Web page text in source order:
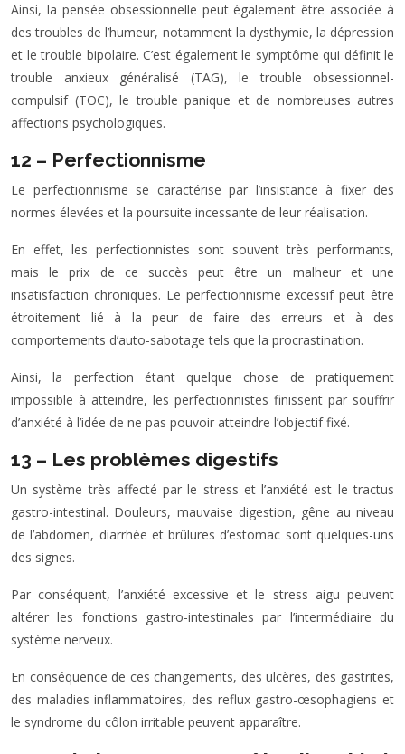
Ainsi, la pensée obsessionnelle peut également être associée à
des troubles de l’humeur, notamment la dysthymie, la dépression
et le trouble bipolaire. C’est également le symptôme qui définit le
trouble anxieux généralisé (TAG), le trouble obsessionnel-
compulsif (TOC), le trouble panique et de nombreuses autres
affections psychologiques.
12 – Perfectionnisme
Le perfectionnisme se caractérise par l’insistance à fixer des
normes élevées et la poursuite incessante de leur réalisation.
En effet, les perfectionnistes sont souvent très performants,
mais le prix de ce succès peut être un malheur et une
insatisfaction chroniques. Le perfectionnisme excessif peut être
étroitement lié à la peur de faire des erreurs et à des
comportements d’auto-sabotage tels que la procrastination.
Ainsi, la perfection étant quelque chose de pratiquement
impossible à atteindre, les perfectionnistes finissent par souffrir
d’anxiété à l’idée de ne pas pouvoir atteindre l’objectif fixé.
13 – Les problèmes digestifs
Un système très affecté par le stress et l’anxiété est le tractus
gastro-intestinal. Douleurs, mauvaise digestion, gêne au niveau
de l’abdomen, diarrhée et brûlures d’estomac sont quelques-uns
des signes.
Par conséquent, l’anxiété excessive et le stress aigu peuvent
altérer les fonctions gastro-intestinales par l’intermédiaire du
système nerveux.
En conséquence de ces changements, des ulcères, des gastrites,
des maladies inflammatoires, des reflux gastro-œsophagiens et
le syndrome du côlon irritable peuvent apparaître.